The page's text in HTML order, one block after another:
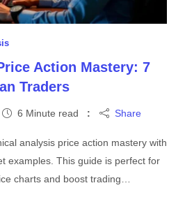
Action Mastery: 7
Traders
6 Minute read Share
analysis price action mastery with
examples. This guide is perfect for
charts and boost trading…